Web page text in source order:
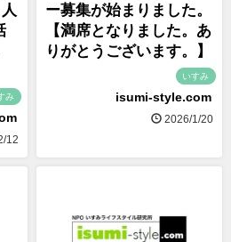
み
12
ー募集が始まりました。
【満席となりました。あ
りがとうございます。】
いすみ
isumi-style.com
2026/1/20